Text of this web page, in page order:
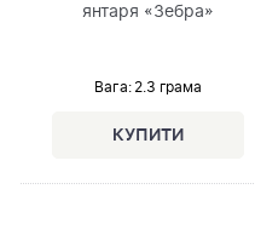
янтаря «Зебра»
Вага: 2.3 грама